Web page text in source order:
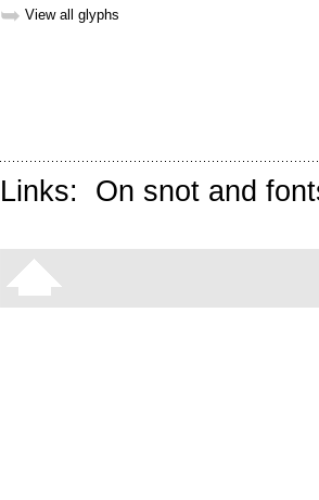
➥ View all glyphs
Links: On snot and